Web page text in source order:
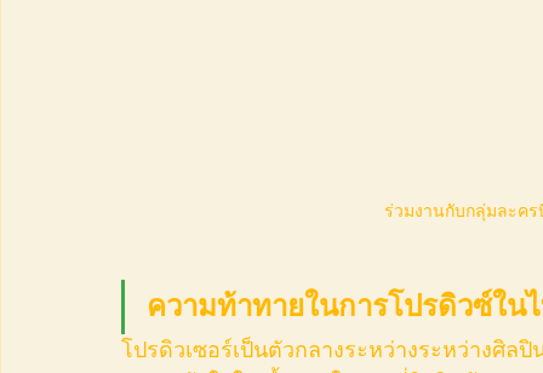
ร่วมงานกับกลุ่มละครบีฟ
ความท้าทายในการโปรดิวซ์ใน
โปรดิวเซอร์เป็นตัวกลางระหว่างระหว่างศิ